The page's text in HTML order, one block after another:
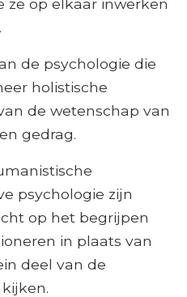
ze op elkaar inwerken
de psychologie die
holistische
de wetenschap van
gedrag.
psychologie zijn
op het begrijpen
in plaats van
deel van de